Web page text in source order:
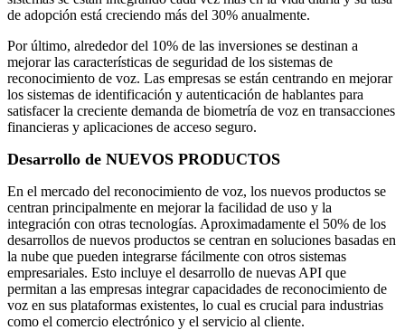
de adopción está creciendo más del 30% anualmente.
Por último, alrededor del 10% de las inversiones se destinan a
mejorar las características de seguridad de los sistemas de
reconocimiento de voz. Las empresas se están centrando en mejorar
los sistemas de identificación y autenticación de hablantes para
satisfacer la creciente demanda de biometría de voz en transacciones
financieras y aplicaciones de acceso seguro.
Desarrollo de NUEVOS PRODUCTOS
En el mercado del reconocimiento de voz, los nuevos productos se
centran principalmente en mejorar la facilidad de uso y la
integración con otras tecnologías. Aproximadamente el 50% de los
desarrollos de nuevos productos se centran en soluciones basadas en
la nube que pueden integrarse fácilmente con otros sistemas
empresariales. Esto incluye el desarrollo de nuevas API que
permitan a las empresas integrar capacidades de reconocimiento de
voz en sus plataformas existentes, lo cual es crucial para industrias
como el comercio electrónico y el servicio al cliente.